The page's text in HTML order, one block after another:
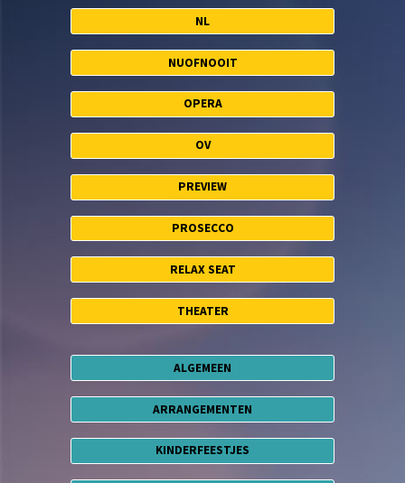
NL
NUOFNOOIT
OPERA
OV
PREVIEW
PROSECCO
RELAX SEAT
THEATER
ALGEMEEN
ARRANGEMENTEN
KINDERFEESTJES